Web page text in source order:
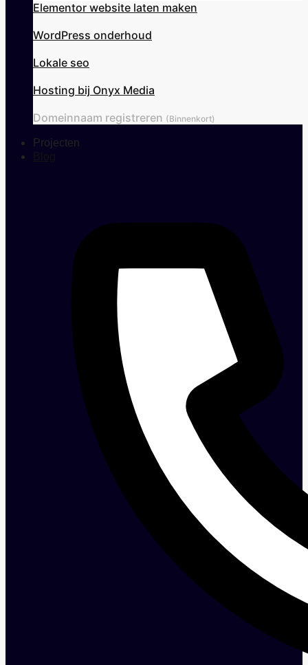
Elementor website laten maken
WordPress onderhoud
Lokale seo
Hosting bij Onyx Media
Domeinnaam registreren (Binnenkort)
Projecten